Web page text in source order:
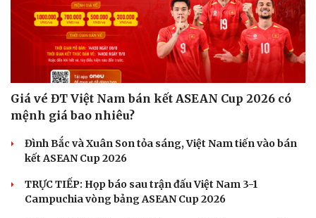
Giá vé ĐT Việt Nam bán kết ASEAN Cup 2026 có
mệnh giá bao nhiêu?
Đình Bắc và Xuân Son tỏa sáng, Việt Nam tiến vào bán
kết ASEAN Cup 2026
TRỰC TIẾP: Họp báo sau trận đấu Việt Nam 3-1
Campuchia vòng bảng ASEAN Cup 2026